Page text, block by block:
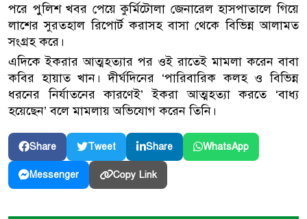
পরে পুলিশ খবর পেয়ে কুর্মিটোলা জেনারেল হাসপাতালে গিয়ে
লাশের সুরতহাল রিপোর্ট করাসহ বাসা থেকে বিভিন্ন আলামত
সংগ্রহ করে।
এদিকে ইকরার আত্মহত্যার পর ওই রাতেই মামলা করেন বাবা
কবির হায়াত খান। দীর্ঘদিনের ‘পারিবারিক কলহ ও বিভিন্ন
ধরনের নির্যাতনের কারণেই’ ইকরা আত্মহত্যা করতে ‘বাধ্য
হয়েছেন’ বলে মামলায় অভিযোগ করেন তিনি।
Share Tweet Share WhatsApp
Messenger Copy Link